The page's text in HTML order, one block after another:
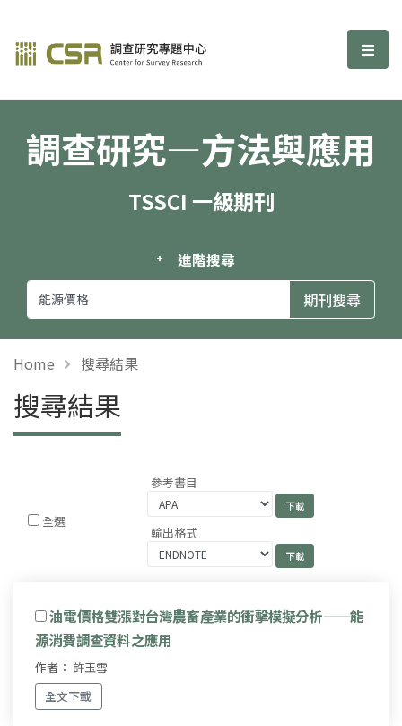
調查研究—方法與應用期刊 選
調查研究—方法與應用
TSSCI 一級期刊
進階搜尋
Home 搜尋結果
搜尋結果
全選
參考書目
輸出格式
油電價格雙漲對台灣農畜產業的衝擊模擬分析——能
源消費調查資料之應用
作者： 許玉雪
全文下載